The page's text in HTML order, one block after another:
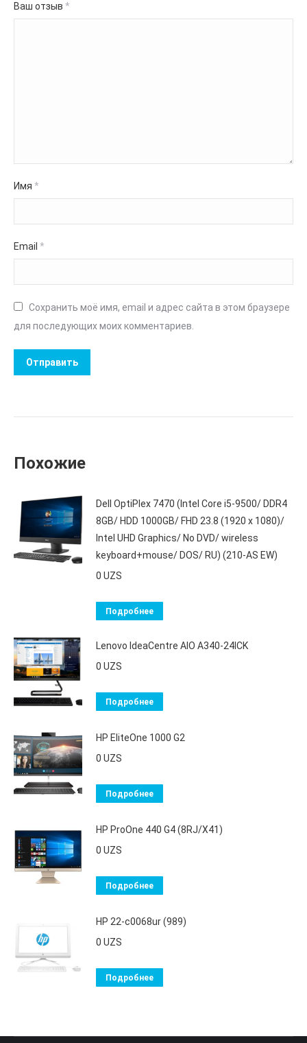
Ваш отзыв *
Имя *
Email *
Сохранить моё имя, email и адрес сайта в этом браузере
для последующих моих комментариев.
Похожие
Dell OptiPlex 7470 (Intel Core i5-9500/ DDR4
8GB/ HDD 1000GB/ FHD 23.8 (1920 x 1080)/
Intel UHD Graphics/ No DVD/ wireless
keyboard+mouse/ DOS/ RU) (210-AS EW)
0 UZS
Подробнее
Lenovo IdeaCentre AIO A340-24ICK
0 UZS
Подробнее
HP EliteOne 1000 G2
0 UZS
Подробнее
HP ProOne 440 G4 (8RJ/X41)
0 UZS
Подробнее
HP 22-c0068ur (989)
0 UZS
Подробнее